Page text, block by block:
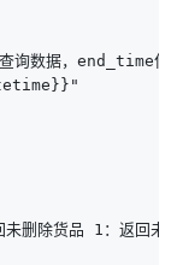
询数据，end_time
除货品 1：返回未